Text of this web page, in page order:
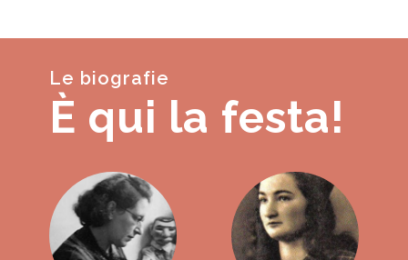
Le biografie
È qui la festa!